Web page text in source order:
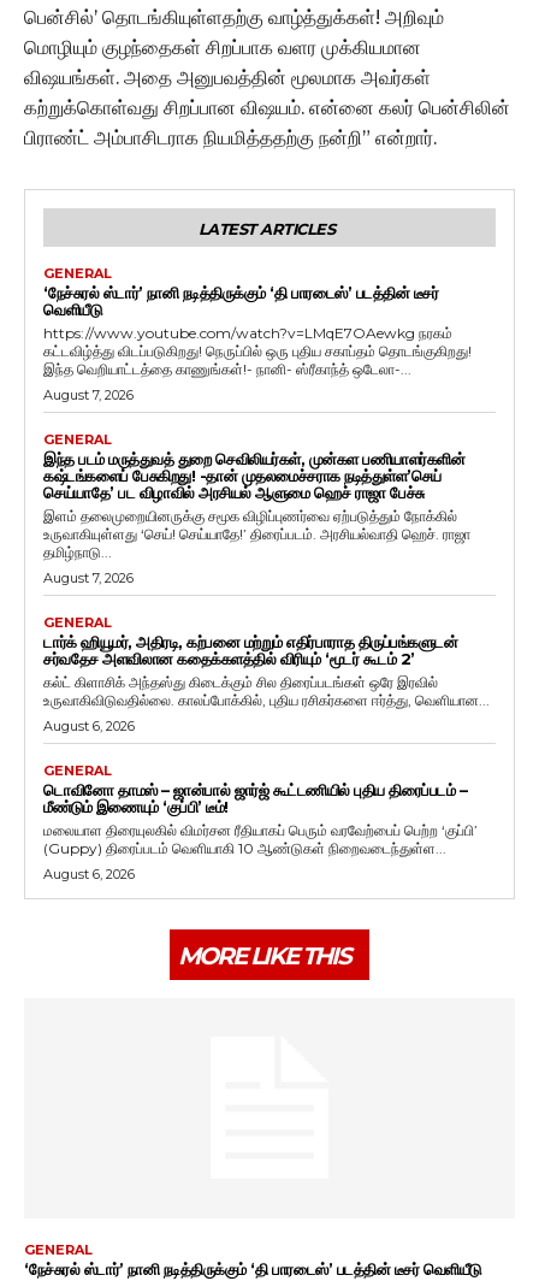
பென்சில்’ தொடங்கியுள்ளதற்கு வாழ்த்துக்கள்! அறிவும்
மொழியும் குழந்தைகள் சிறப்பாக வளர முக்கியமான
விஷயங்கள். அதை அனுபவத்தின் மூலமாக அவர்கள்
கற்றுக்கொள்வது சிறப்பான விஷயம். என்னை கலர் பென்சிலின்
பிராண்ட் அம்பாசிடராக நியமித்ததற்கு நன்றி” என்றார்.
LATEST ARTICLES
GENERAL
‘நேச்சுரல் ஸ்டார்’ நானி நடித்திருக்கும் ‘தி பாரடைஸ்’ படத்தின் டீசர்
வெளியீடு
https://www.youtube.com/watch?v=LMqE7OAewkg நரகம்
கட்டவிழ்த்து விடப்படுகிறது! நெருப்பில் ஒரு புதிய சகாப்தம் தொடங்குகிறது!
இந்த வெறியாட்டத்தை காணுங்கள்!- நானி- ஸ்ரீகாந்த் ஒடேலா-...
August 7, 2026
GENERAL
இந்த படம் மருத்துவத் துறை செவிலியர்கள், முன்கள பணியாளர்களின்
கஷ்டங்களைப் பேசுகிறது! -தான் முதலமைச்சராக நடித்துள்ள’செய்
செய்யாதே’ பட விழாவில் அரசியல் ஆளுமை ஹெச் ராஜா பேச்சு
இளம் தலைமுறையினருக்கு சமூக விழிப்புணர்வை ஏற்படுத்தும் நோக்கில்
உருவாகியுள்ளது ‘செய்! செய்யாதே!’ திரைப்படம். அரசியல்வாதி ஹெச். ராஜா
தமிழ்நாடு...
August 7, 2026
GENERAL
டார்க் ஹியூமர், அதிரடி, கற்பனை மற்றும் எதிர்பாராத திருப்பங்களுடன்
சர்வதேச அளவிலான கதைக்களத்தில் விரியும் ‘மூடர் கூடம் 2’
கல்ட் கிளாசிக் அந்தஸ்து கிடைக்கும் சில திரைப்படங்கள் ஒரே இரவில்
உருவாகிவிடுவதில்லை. காலப்போக்கில், புதிய ரசிகர்களை ஈர்த்து, வெளியான...
August 6, 2026
GENERAL
டொவினோ தாமஸ் – ஜான்பால் ஜார்ஜ் கூட்டணியில் புதிய திரைப்படம் –
மீண்டும் இணையும் ‘குப்பி’ டீம்!
மலையாள திரையுலகில் விமர்சன ரீதியாகப் பெரும் வரவேற்பைப் பெற்ற ‘குப்பி’
(Guppy) திரைப்படம் வெளியாகி 10 ஆண்டுகள் நிறைவடைந்துள்ள...
August 6, 2026
MORE LIKE THIS
GENERAL
‘நேச்சுரல் ஸ்டார்’ நானி நடித்திருக்கும் ‘தி பாரடைஸ்’ படத்தின் டீசர் வெளியீடு